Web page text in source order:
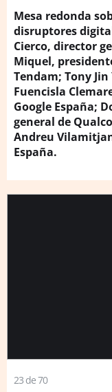
Mesa redonda
disruptores
Cierco, director
Miquel,
Tendam; Tony Jin
Fuencisla
Google España;
general de
Andreu
España.
23 de 70